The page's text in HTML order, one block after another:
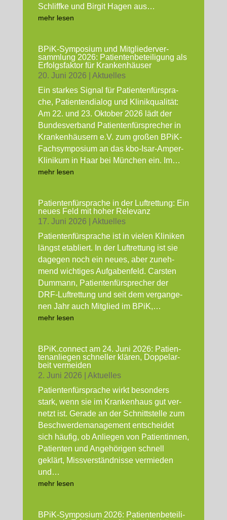
Schliff­ke und Bir­git Hagen aus…
mehr lesen
BPiK-Sym­­­po­­si­um und Mit­glie­der­ver­
samm­lung 2026: Pati­en­ten­be­tei­li­gung als
Erfolgs­fak­tor für Kran­ken­häu­ser
20. Juni 2026
Aktu­el­les
Ein star­kes Signal für Pati­en­ten­für­spra­
che, Pati­en­ten­dia­log und Kli­nik­qua­li­tät:
Am 22. und 23. Okto­ber 2026 lädt der
Bun­des­ver­band Pati­en­ten­für­spre­cher in
Kran­ken­häu­sern e.V. zum gro­ßen BPiK-
Fach­sym­po­si­um an das kbo-Isar-Amper-
Kli­ni­kum in Haar bei Mün­chen ein. Im…
mehr lesen
Pati­en­ten­für­spra­che in der Luft­ret­tung: Ein
neu­es Feld mit hoher Rele­vanz
17. Juni 2026
Aktu­el­les
Pati­en­ten­für­spra­che ist in vie­len Kli­ni­ken
längst eta­bliert. In der Luft­ret­tung ist sie
dage­gen noch ein neu­es, aber zuneh­
mend wich­ti­ges Auf­ga­ben­feld. Cars­ten
Dum­mann, Pati­en­ten­für­spre­cher der
DRF-Luft­ret­tung und seit dem ver­gan­ge­
nen Jahr auch Mit­glied im BPiK,…
mehr lesen
BPiK.connect am 24. Juni 2026: Pati­en­
ten­an­lie­gen schnel­ler klä­ren, Dop­pel­ar­
beit ver­mei­den
2. Juni 2026
Aktu­el­les
Pati­en­ten­für­spra­che wirkt beson­ders
stark, wenn sie im Kran­ken­haus gut ver­
netzt ist. Gera­de an der Schnitt­stel­le zum
Beschwer­de­ma­nage­ment ent­schei­det
sich häu­fig, ob Anlie­gen von Pati­en­tin­nen,
Pati­en­ten und Ange­hö­ri­gen schnell
geklärt, Miss­ver­ständ­nis­se ver­mie­den
und…
mehr lesen
BPiK-Sym­­­po­­si­um 2026: Pati­en­ten­be­tei­li­